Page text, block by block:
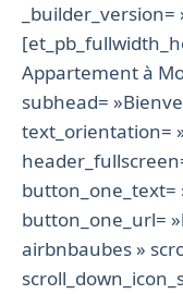
_builder_version=
Appartement à
subhead=
text_orientation=
button_one_text=
button_one_url=
airbnbaubes »